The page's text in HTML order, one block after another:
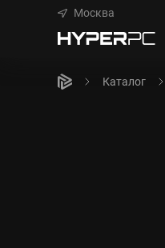
Москва
Каталог